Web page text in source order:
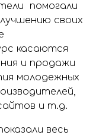
помогали
своих
касаются
и продажи
молодежных
и т.д.
весь